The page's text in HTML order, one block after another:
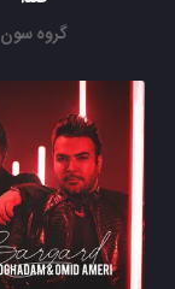
گروه سون